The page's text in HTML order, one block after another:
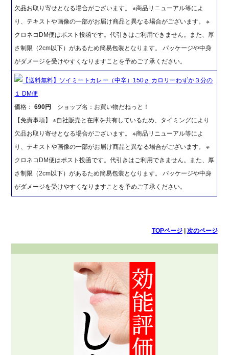
欠品お取り寄せとなる場合がございます。 ※商品リニューアル等によ
り、テキストや画像の一部がお届け商品と異なる場合がございます。 ※
クロネコDM便はポスト投函です。代引きはご利用できません。また、厚
さ制限（2cm以下）があるため簡易包装となります。 パッケージや中身
がダメージを受けやすくなりますことを予めご了承ください。
【送料無料】ソイミートカレー（中辛）150ｇ カロリーわずか３分の
１ DM便
価格：690円
ショップ名：お買い物だねっと！
【免責事項】 ※自社販売と在庫を共有しているため、タイミングにより
欠品お取り寄せとなる場合がございます。 ※商品リニューアル等によ
り、テキストや画像の一部がお届け商品と異なる場合がございます。 ※
クロネコDM便はポスト投函です。代引きはご利用できません。また、厚
さ制限（2cm以下）があるため簡易包装となります。 パッケージや中身
がダメージを受けやすくなりますことを予めご了承ください。
TOPページ| 次のページ